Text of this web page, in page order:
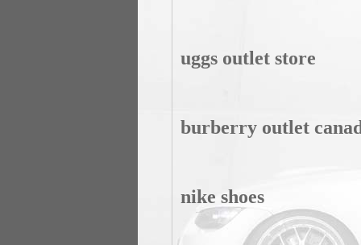
uggs outlet store
burberry outlet
nike shoes